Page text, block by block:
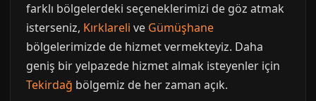
farklı bölgelerdeki seçeneklerimizi de göz atmak
isterseniz, Kırklareli ve Gümüşhane
bölgelerimizde de hizmet vermekteyiz. Daha
geniş bir yelpazede hizmet almak isteyenler için
Tekirdağ bölgemiz de her zaman açık.